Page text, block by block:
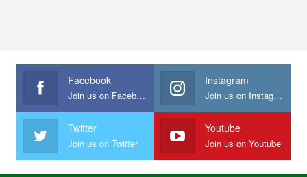
Facebook
Join us on Facebook
Instagram
Join us on Instagram
Twitter
Join us on Twitter
Youtube
Join us on Youtube